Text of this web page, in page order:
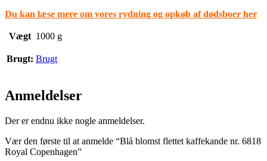
Du kan læse mere om vores rydning og opkøb af dødsboer her
Vægt 1000 g
Brugt: Brugt
Anmeldelser
Der er endnu ikke nogle anmeldelser.
Vær den første til at anmelde “Blå blomst flettet kaffekande nr. 6818
Royal Copenhagen”